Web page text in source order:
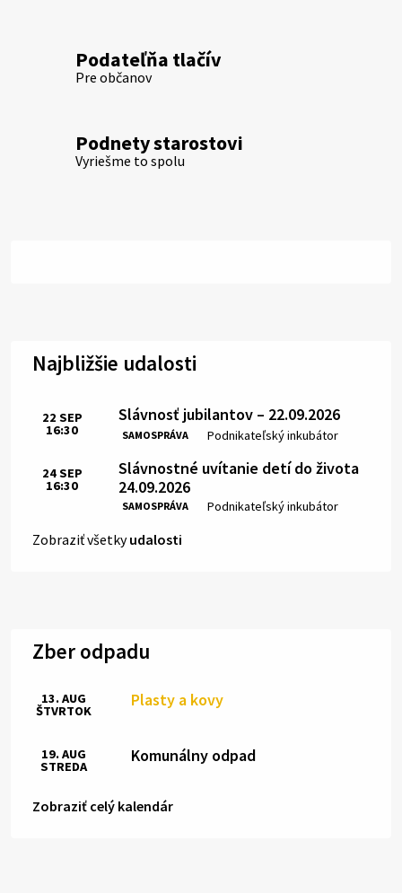
Podateľňa tlačív
Pre občanov
Podnety starostovi
Vyriešme to spolu
Najbližšie udalosti
Slávnosť jubilantov – 22.09.2026
SAMOSPRÁVA Miesto:
Podnikateľský inkubátor
Čas:
22 SEP
16:30
Slávnostné uvítanie detí do života
24.09.2026
SAMOSPRÁVA Miesto:
Podnikateľský inkubátor
Čas:
24SEP
16:30
Zobraziť všetkyudalosti
Zber odpadu
Plasty a kovy
13. AUG
ŠTVRTOK
Komunálny odpad
19. AUG
STREDA
Zobraziť celý kalendár